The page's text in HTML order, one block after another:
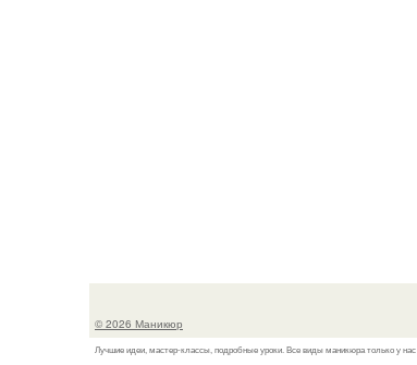
© 2026 Маникюр
Лучшие идеи, мастер-классы, подробные уроки. Все виды маникюра только у нас